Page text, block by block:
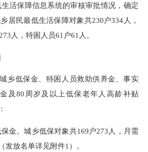
活保障信息系统的审核审批情况，确定
乡居民最低生活保障对象共230 户334 人，
273 人，特困人员61 户61 人。
乡低保金、特困人员救助供养金 、事实
及80 周岁及以上低保老年人高龄补贴
保金。城乡低保对象共169 户273 人，月需
发放名单详见附件1 ）。